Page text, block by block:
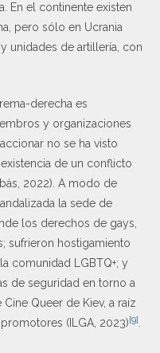
En el continente existen
pero sólo en Ucrania
unidades de artillería, con
derecha es
y organizaciones
no se ha visto
de un conflicto
2022). A modo de
la sede de
los derechos de gays,
sufrieron hostigamiento
comunidad LGBTQ+; y
de seguridad en torno a
Queer de Kiev, a raíz
(ILGA, 2023)[9].